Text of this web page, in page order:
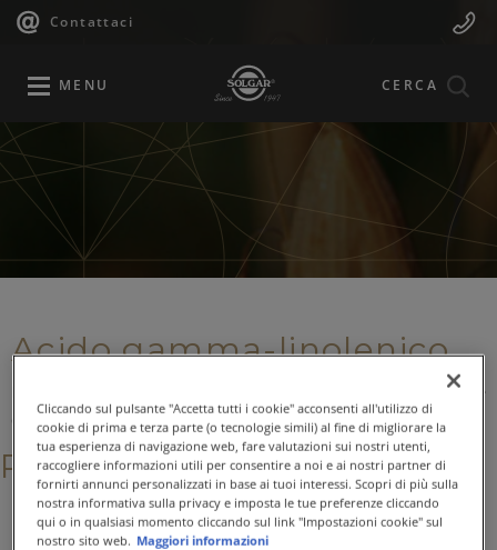
Salta
principale
Contattaci
Navigazione
Menu
MENU CERCA
Acido gamma-linolenico
L'acido gamma-linolenico (GLA) è un acido grasso essenziale
omega 6.
Prodotti correlati
Cliccando sul pulsante "Accetta tutti i cookie" acconsenti all'utilizzo di
cookie di prima e terza parte (o tecnologie simili) al fine di migliorare la
tua esperienza di navigazione web, fare valutazioni sui nostri utenti,
raccogliere informazioni utili per consentire a noi e ai nostri partner di
fornirti annunci personalizzati in base ai tuoi interessi. Scopri di più sulla
nostra informativa sulla privacy e imposta le tue preferenze cliccando
qui o in qualsiasi momento cliccando sul link "Impostazioni cookie" sul
nostro sito web. Maggiori informazioni